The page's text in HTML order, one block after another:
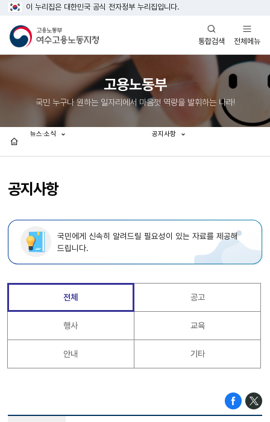
이 누리집은 대한민국 공식 전자정부 누리집입니다.
통합검색
열기
전체메뉴
열기
고용노동부
국민 누구나 원하는 일자리에서 마음껏 역량을 발휘하는 나라!
공지사항
뉴스·소식 공지사항
국민에게 신속히 알려드릴 필요성이 있는 자료를 제공해
드립니다.
전체 공고
행사 교육
안내 기타